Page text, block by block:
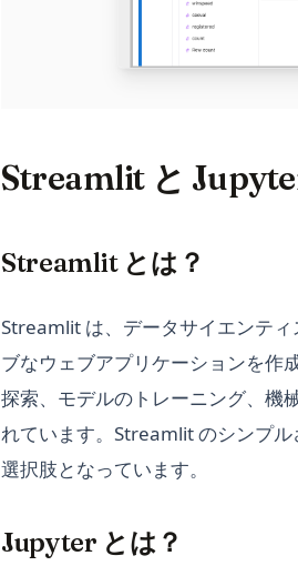
Streamlit と
Streamlit とは？
Streamlit は、データサイエンテ
ブなウェブアプリケーションを作
探索、モデルのトレーニング、機
れています。Streamlit のシンプ
選択肢となっています。
Jupyter とは？